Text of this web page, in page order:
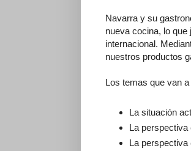
Navarra y su
nueva cocina, lo
internacional.
nuestros productos
Los temas que van
La situación
La perspectiva
La perspectiva